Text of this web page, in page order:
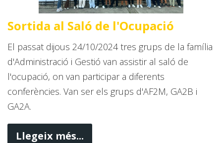
Sortida al Saló de l'Ocupació
El passat dijous 24/10/2024 tres grups de la família
d'Administració i Gestió van assistir al saló de
l'ocupació, on van participar a diferents
conferències. Van ser els grups d'AF2M, GA2B i
GA2A.
Llegeix més...